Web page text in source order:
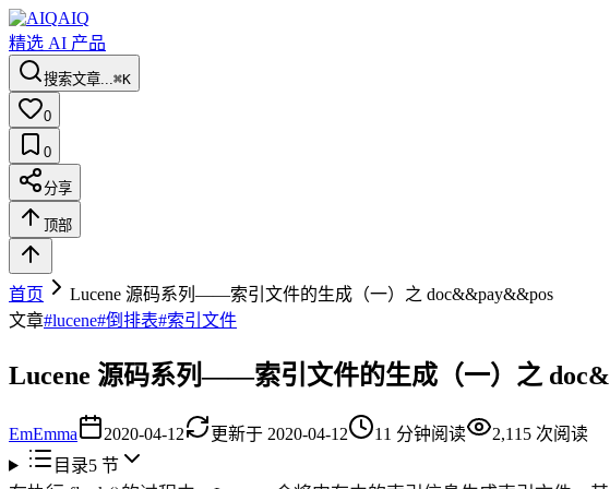
AIQ
精选 AI 产品
搜索文章...⌘K
0
0
分享
顶部
首页
Lucene 源码系列——索引文件的生成（一）之 doc&&pay&&pos
文章#lucene#倒排表#索引文件
Lucene 源码系列——索引文件的生成（一）之
EmEmma 2020-04-12 更新于 2020-04-12 11 分钟阅读 2,115 次阅读
目录5节